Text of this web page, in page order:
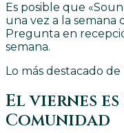
Es posible que
una vez a la
Pregunta en
semana.
Lo más destacado de
El viernes
Comunidad